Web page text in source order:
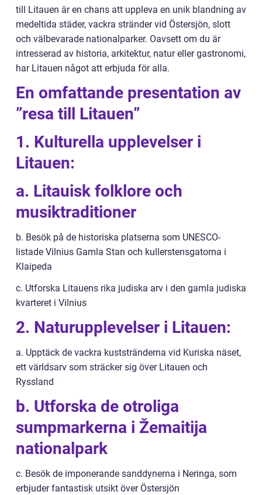
till Litauen är en chans att uppleva en unik blandning av
medeltida städer, vackra stränder vid Östersjön, slott
och välbevarade nationalparker. Oavsett om du är
intresserad av historia, arkitektur, natur eller gastronomi,
har Litauen något att erbjuda för alla.
En omfattande presentation av
”resa till Litauen”
1. Kulturella upplevelser i
Litauen:
a. Litauisk folklore och
musiktraditioner
b. Besök på de historiska platserna som UNESCO-
listade Vilnius Gamla Stan och kullerstensgatorna i
Klaipeda
c. Utforska Litauens rika judiska arv i den gamla judiska
kvarteret i Vilnius
2. Naturupplevelser i Litauen:
a. Upptäck de vackra kuststränderna vid Kuriska näset,
ett världsarv som sträcker sig över Litauen och
Ryssland
b. Utforska de otroliga
sumpmarkerna i Žemaitija
nationalpark
c. Besök de imponerande sanddynerna i Neringa, som
erbjuder fantastisk utsikt över Östersjön